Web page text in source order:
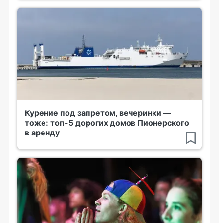
Курение под запретом, вечеринки —
тоже: топ-5 дорогих домов Пионерского
в аренду